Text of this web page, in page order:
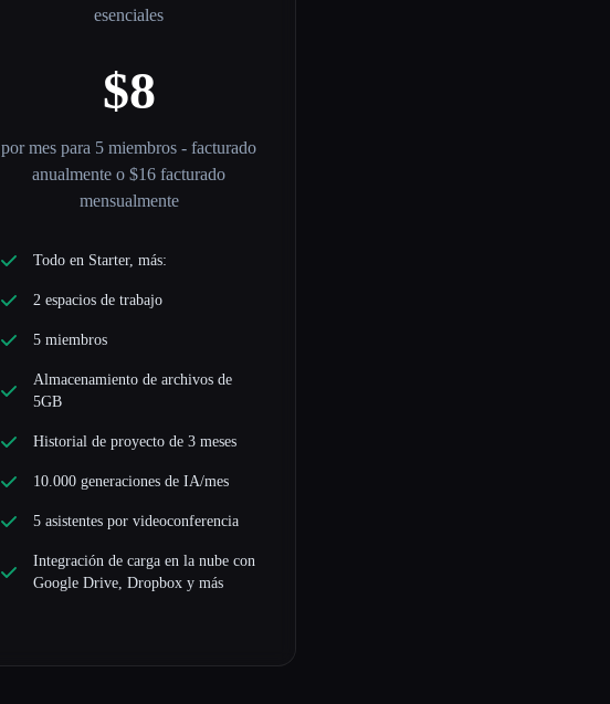
esenciales
$8
por mes para 5 miembros - facturado
anualmente o $16 facturado
mensualmente
Todo en Starter, más:
2 espacios de trabajo
5 miembros
Almacenamiento de archivos de
5GB
Historial de proyecto de 3 meses
10.000 generaciones de IA/mes
5 asistentes por videoconferencia
Integración de carga en la nube con
Google Drive, Dropbox y más